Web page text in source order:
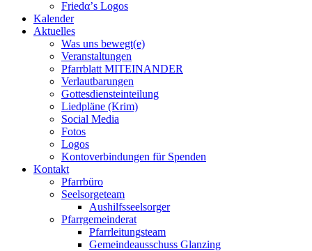
Friedα’s Logos
Kalender
Aktuelles
Was uns bewegt(e)
Veranstaltungen
Pfarrblatt MITEINANDER
Verlautbarungen
Gottesdiensteinteilung
Liedpläne (Krim)
Social Media
Fotos
Logos
Kontoverbindungen für Spenden
Kontakt
Pfarrbüro
Seelsorgeteam
Aushilfsseelsorger
Pfarrgemeinderat
Pfarrleitungsteam
Gemeindeausschuss Glanzing